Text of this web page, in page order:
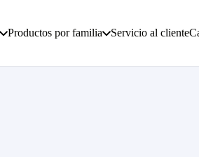
Productos por familia Servicio al cliente